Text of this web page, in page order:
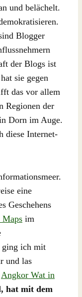
und belächelt.
Blogger
der Blogs ist
sie gegen
das vor allem
Regionen der
Dorn im Auge.
diese Internet-
eine
Geschehens
Maps im
ging ich mit
und las
Angkor Wat in
hat mit dem